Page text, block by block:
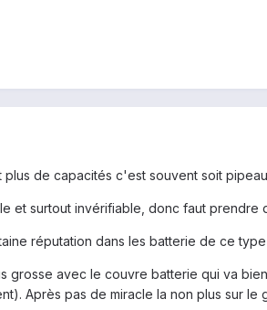
de capacités c'est souvent soit
et surtout invérifiable, donc faut prendre
réputation dans les batterie de ce
grosse avec le couvre batterie qui va
Après pas de miracle la non plus sur le